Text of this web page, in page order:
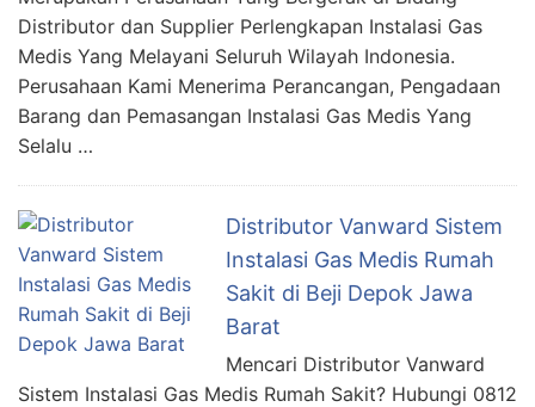
Distributor dan Supplier Perlengkapan Instalasi Gas
Medis Yang Melayani Seluruh Wilayah Indonesia.
Perusahaan Kami Menerima Perancangan, Pengadaan
Barang dan Pemasangan Instalasi Gas Medis Yang
Selalu …
Distributor Vanward Sistem
Instalasi Gas Medis Rumah
Sakit di Beji Depok Jawa
Barat
Mencari Distributor Vanward
Sistem Instalasi Gas Medis Rumah Sakit? Hubungi 0812